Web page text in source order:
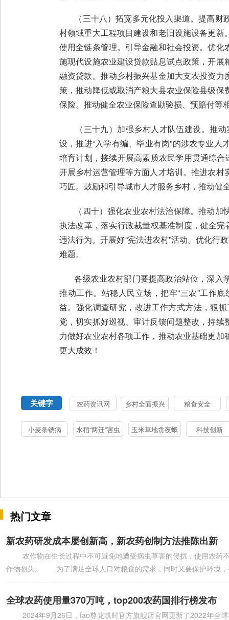
（三十八）拓宽多元化投入渠道。提高财
村领域重大工程项目建设和老旧设施设备更
使用全链条管理。引导金融和社会投资。优
施现代设施农业建设贷款贴息试点政策，开
融资贷款。推动乡村振兴基金加大支农投资
策，推动降低或取消产粮大县农业保险县级
保险。推动健全农业保险查勘验损、预赔付等
（三十九）加强乡村人才队伍建设。推动
设，推进“入学有编、毕业有岗”的涉农专业
培育计划，接续开展高素质农民学用贯通综
开展乡村运营管理等方面人才培训。推进农
巧匠。鼓励和引导城市人才服务乡村，推动健
（四十）强化农业农村法治保障。推动加
执法改革，落实行政裁量权基准制度，健全
违法行为。开展好“宪法进农村”活动。优化行
难题。
各级农业农村部门要提高政治站位，深入
推动工作。站稳人民立场，把牢“三农”工作
益。强化调查研究，改进工作方式方法，狠
党，切实抓好巡视、审计反馈问题整改，持
力做好农业农村各项工作，推动农业基础更
更大成效！
关键字 农药资讯网 乡村全面振兴 粮食安全
小麦条锈病 水稻“两迁”害虫 玉米草地贪夜蛾 科技创新
热门文章
新农药研发成本屡创新高，新农药创制方法推陈出新
农作物在生长过程中不可避免地遭受病虫草害的侵扰，使用农药
作物损失。 为了满足全球人口对粮食的需求，同时又要保护环境，
全球农药使用量370万吨，top200农药国排行榜发布
2024年9月26日，fao尊龙凯时官方旗舰店官网更新了2022年全